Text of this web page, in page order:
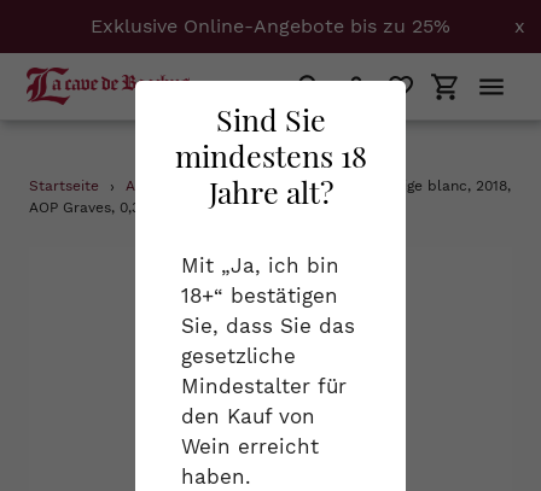
Sind Sie
mindestens 18
Jahre alt?
Mit „Ja, ich bin
18+“ bestätigen
Sie, dass Sie das
gesetzliche
Mindestalter für
den Kauf von
Wein erreicht
haben.
Direkt
zum
Exklusive Online-Angebote bis zu 25% x
Einloggen
Startseite › Alle Weine ›
Château de Callac, Prestige blanc, 2018,
AOP Graves, 0,375 l